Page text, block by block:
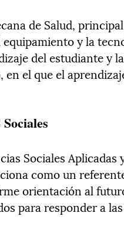
de Salud,
y la
del estudiante y
en el que el
Sociales
como un
orientación al
para responder a